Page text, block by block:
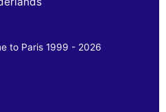
to Paris 1999 - 2026